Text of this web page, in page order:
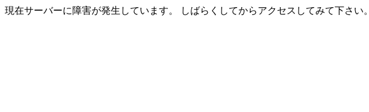
現在サーバーに障害が発生しています。 しばらくしてからアクセスしてみて下さい。